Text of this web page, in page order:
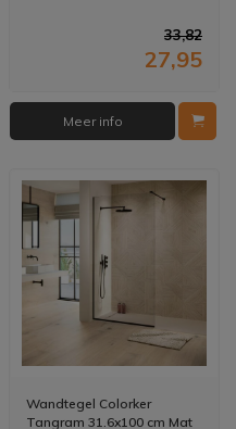
33,82
27,95
Meer info
Wandtegel Colorker
Tangram 31.6x100 cm Mat